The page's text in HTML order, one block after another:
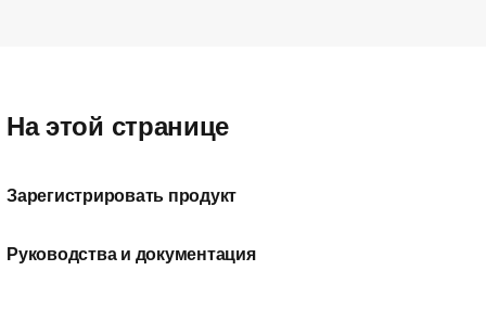
На этой странице
Зарегистрировать продукт
Руководства и документация